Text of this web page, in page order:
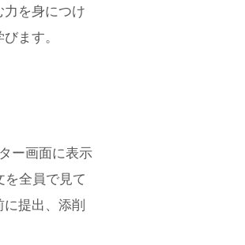
を身につけ
ます。
ー画面に表示
全員で見て
提出、添削